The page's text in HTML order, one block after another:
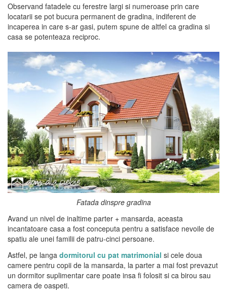
Observand fatadele cu ferestre largi si numeroase prin care
locatarii se pot bucura permanent de gradina, indiferent de
incaperea in care s-ar gasi, putem spune de altfel ca gradina si
casa se potenteaza reciproc.
Fatada dinspre gradina
Avand un nivel de inaltime parter + mansarda, aceasta
incantatoare casa a fost conceputa pentru a satisface nevoile de
spatiu ale unei familii de patru-cinci persoane.
Astfel, pe langa dormitorul cu pat matrimonial si cele doua
camere pentru copii de la mansarda, la parter a mai fost prevazut
un dormitor suplimentar care poate insa fi folosit si ca birou sau
camera de oaspeti.